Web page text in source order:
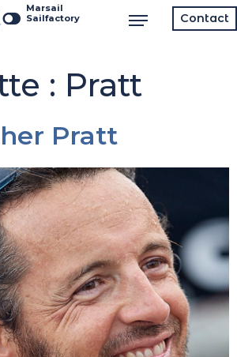
Marsail
Sailfactory
Contact
: Pratt
Pratt